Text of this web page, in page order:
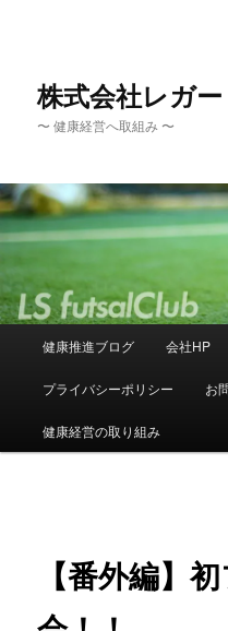
へ
移
動
株式会社レガ
〜 健康経営へ取組み 〜
ュ
健康推進ブログ 会社HP
プライバシーポリシー お
健康経営の取り組み
【番外編】